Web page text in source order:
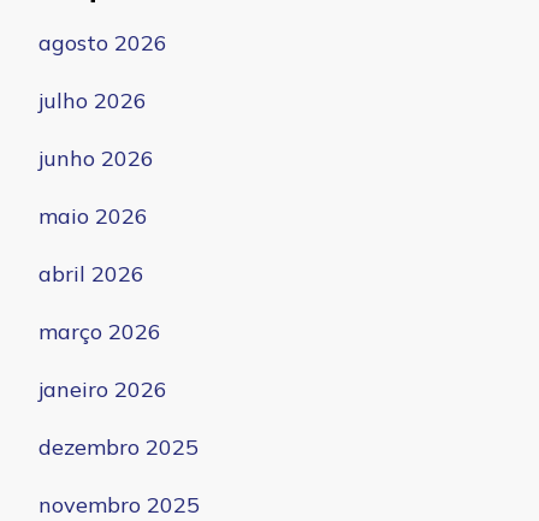
agosto 2026
julho 2026
junho 2026
maio 2026
abril 2026
março 2026
janeiro 2026
dezembro 2025
novembro 2025